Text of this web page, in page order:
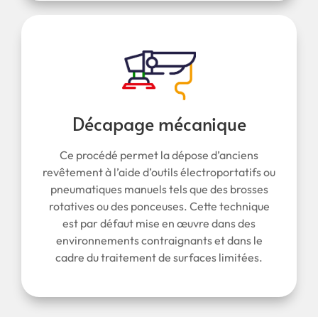
Décapage mécanique
Ce procédé permet la dépose d’anciens
revêtement à l’aide d’outils électroportatifs ou
pneumatiques manuels tels que des brosses
rotatives ou des ponceuses. Cette technique
est par défaut mise en œuvre dans des
environnements contraignants et dans le
cadre du traitement de surfaces limitées.